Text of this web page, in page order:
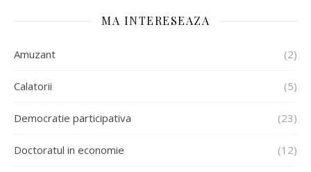
MA INTERESEAZA
Amuzant (2)
Calatorii (5)
Democratie participativa (23)
Doctoratul in economie (12)